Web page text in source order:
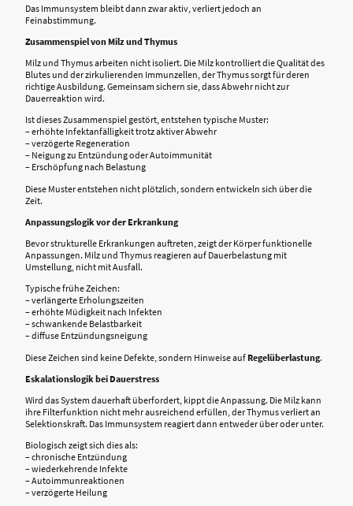
Das Immunsystem bleibt dann zwar aktiv, verliert jedoch an
Feinabstimmung.
Zusammenspiel von Milz und Thymus
Milz und Thymus arbeiten nicht isoliert. Die Milz kontrolliert die Qualität des
Blutes und der zirkulierenden Immunzellen, der Thymus sorgt für deren
richtige Ausbildung. Gemeinsam sichern sie, dass Abwehr nicht zur
Dauerreaktion wird.
Ist dieses Zusammenspiel gestört, entstehen typische Muster:
– erhöhte Infektanfälligkeit trotz aktiver Abwehr
– verzögerte Regeneration
– Neigung zu Entzündung oder Autoimmunität
– Erschöpfung nach Belastung
Diese Muster entstehen nicht plötzlich, sondern entwickeln sich über die
Zeit.
Anpassungslogik vor der Erkrankung
Bevor strukturelle Erkrankungen auftreten, zeigt der Körper funktionelle
Anpassungen. Milz und Thymus reagieren auf Dauerbelastung mit
Umstellung, nicht mit Ausfall.
Typische frühe Zeichen:
– verlängerte Erholungszeiten
– erhöhte Müdigkeit nach Infekten
– schwankende Belastbarkeit
– diffuse Entzündungsneigung
Diese Zeichen sind keine Defekte, sondern Hinweise auf Regelüberlastung.
Eskalationslogik bei Dauerstress
Wird das System dauerhaft überfordert, kippt die Anpassung. Die Milz kann
ihre Filterfunktion nicht mehr ausreichend erfüllen, der Thymus verliert an
Selektionskraft. Das Immunsystem reagiert dann entweder über oder unter.
Biologisch zeigt sich dies als:
– chronische Entzündung
– wiederkehrende Infekte
– Autoimmunreaktionen
– verzögerte Heilung